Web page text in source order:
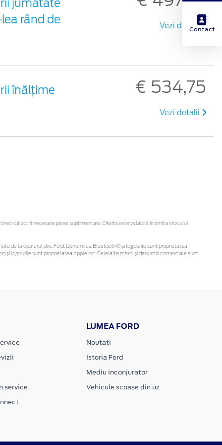
jumătate
rând de
Vezi detalii
înălțime
€ 534,75
Vezi detalii
că pot fi necesare piese suplimentare. Oferta este valabilă în limita stocului
de la dealerul dvs. Ford. Denumirea Bluetooth® și logourile sunt proprietatea
și logourile sunt proprietatea Apple Inc. Celelalte mărci și denumiri comerciale sunt
service
LUMEA FORD
Noutati
Istoria Ford
Mediu inconjurator
Vehicule scoase din uz
Contact